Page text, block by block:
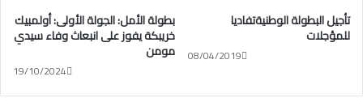
بطولة الأمل: الجولة الأولى: أولمبيك
خريبكة يفوز على انبعاث وفاء سيدي
مومن
19/10/2024
تأجيل البطولة الوطنيةتفاديا
للمؤجلات
08/04/2019